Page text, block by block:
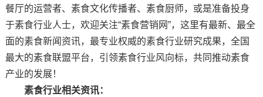
餐厅的运营者、素食文化传播者、素食厨师，或是准备投身
于素食行业人士，欢迎关注“素食营销网”，这里有最新、最全
面的素食新闻资讯，最专业权威的素食行业研究成果，全国
最大的素食联盟平台，引领素食行业风向标，共同推动素食
产业的发展！
素食行业相关资讯：